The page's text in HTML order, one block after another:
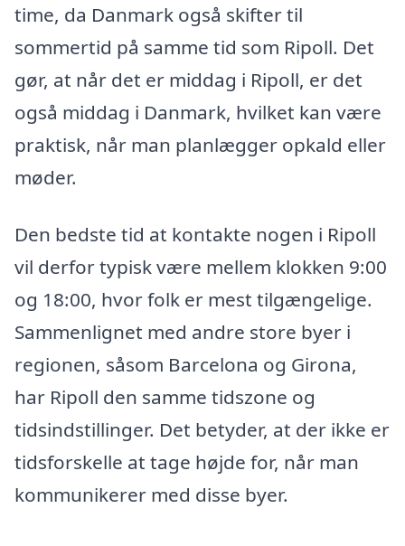
time, da Danmark også skifter til
sommertid på samme tid som Ripoll. Det
gør, at når det er middag i Ripoll, er det
også middag i Danmark, hvilket kan være
praktisk, når man planlægger opkald eller
møder.
Den bedste tid at kontakte nogen i Ripoll
vil derfor typisk være mellem klokken 9:00
og 18:00, hvor folk er mest tilgængelige.
Sammenlignet med andre store byer i
regionen, såsom Barcelona og Girona,
har Ripoll den samme tidszone og
tidsindstillinger. Det betyder, at der ikke er
tidsforskelle at tage højde for, når man
kommunikerer med disse byer.